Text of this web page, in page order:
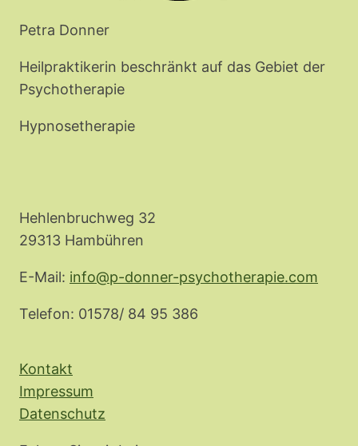
Petra Donner
Heilpraktikerin beschränkt auf das Gebiet der
Psychotherapie
Hypnosetherapie
Hehlenbruchweg 32
29313 Hambühren
E-Mail: info@p-donner-psychotherapie.com
Telefon: 01578/ 84 95 386
Kontakt
Impressum
Datenschutz